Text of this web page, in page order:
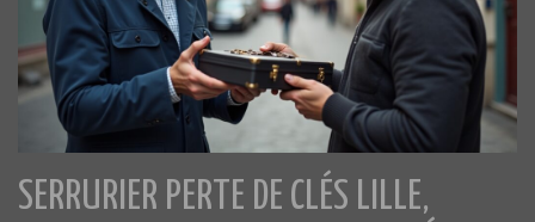
SERRURIER PERTE DE CLÉS LILLE,